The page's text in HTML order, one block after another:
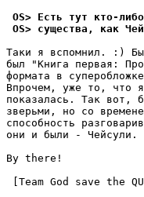
OS> Есть тут кто-
OS> существа, как
Таки я вспомнил. :)
был "Книга пеpвая:
формата в
Впрочем, уже то, что
показалась. Так вот,
зверьми, но со
способность
они и были - Чейсули.
By there!
[Team God save the